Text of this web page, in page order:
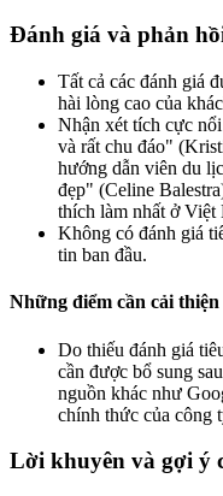
Đánh giá và phản
Tất cả các đánh giá
hài lòng cao của
Nhận xét tích cực
và rất chu đáo"
hướng dẫn viên du
đẹp" (Celine
thích làm nhất ở
Không có đánh giá
tin ban đầu.
Những điểm cần cải
Do thiếu đánh giá
cần được bổ sung
nguồn khác như
chính thức của công
Lời khuyên và gợi ý